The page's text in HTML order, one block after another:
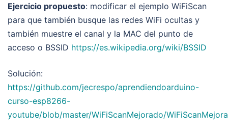
Ejercicio propuesto: modificar el ejemplo WiFiScan
para que también busque las redes WiFi ocultas y
también muestre el canal y la MAC del punto de
acceso o BSSID https://es.wikipedia.org/wiki/BSSID
Solución:
https://github.com/jecrespo/aprendiendoarduino-
curso-esp8266-
youtube/blob/master/WiFiScanMejorado/